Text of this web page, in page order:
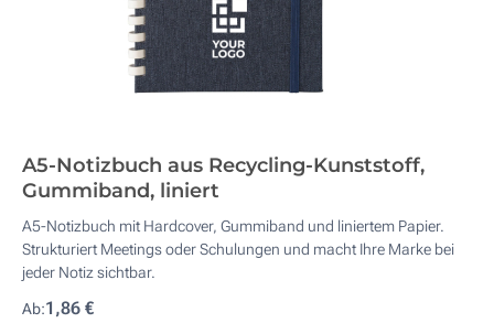
A5-Notizbuch aus Recycling-Kunststoff,
Gummiband, liniert
A5-Notizbuch mit Hardcover, Gummiband und liniertem Papier.
Strukturiert Meetings oder Schulungen und macht Ihre Marke bei
jeder Notiz sichtbar.
Ab:1,86 €